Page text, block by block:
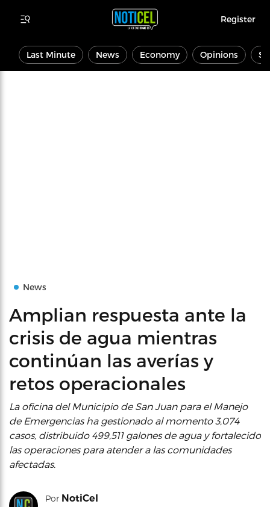
Register
Last Minute News Economy Opinions
News
Amplian respuesta ante la
crisis de agua mientras
continúan las averías y
retos operacionales
La oficina del Municipio de San Juan para el Manejo
de Emergencias ha gestionado al momento 3,074
casos, distribuido 499,511 galones de agua y fortalecido
las operaciones para atender a las comunidades
afectadas.
Por NotiCel